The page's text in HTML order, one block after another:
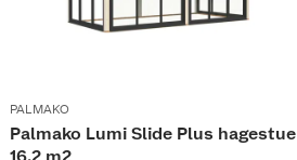
PALMAKO
Palmako Lumi Slide Plus hagestue